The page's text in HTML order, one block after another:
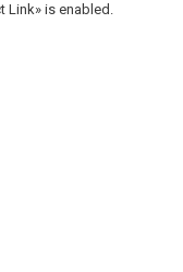
Link» is enabled.